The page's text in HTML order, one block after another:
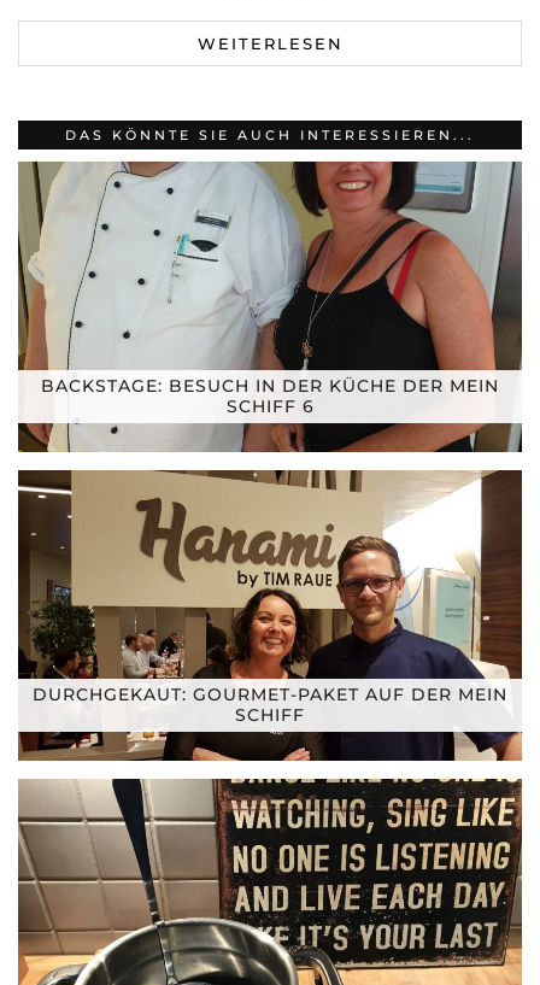
WEITERLESEN
DAS KÖNNTE SIE AUCH INTERESSIEREN...
BACKSTAGE: BESUCH IN DER KÜCHE DER MEIN
SCHIFF 6
DURCHGEKAUT: GOURMET-PAKET AUF DER MEIN
SCHIFF